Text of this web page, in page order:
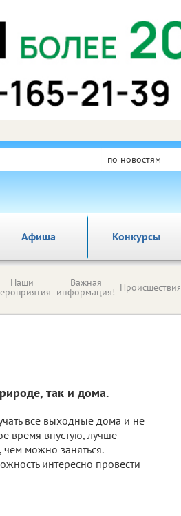
по новостям
Афиша Конкурсы
Наши Важная
информация! Происшествия
так и дома.
все выходные дома и не
время впустую, лучше
чем можно заняться.
интересно провести